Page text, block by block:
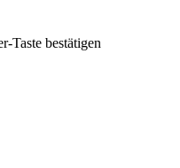
Taste bestätigen